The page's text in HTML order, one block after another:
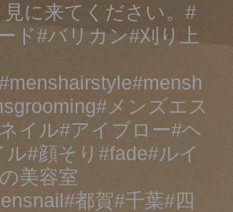
見に来てください。#
ド#バリカン#刈り上
メンズエス
イル#アイブロー#ヘ
#顔そり#fade#ルイ
美容室
都賀#千葉#四